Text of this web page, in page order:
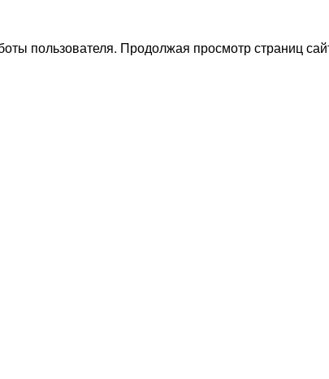
пользователя. Продолжая просмотр страниц